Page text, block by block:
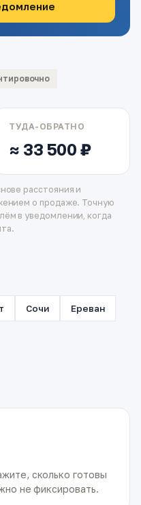
ТУДА-ОБРАТНО
≈ 33 500 ₽
расстояния и
о продаже. Точную
в уведомлении, когда
Сочи Ереван
сколько готовы
не фиксировать.